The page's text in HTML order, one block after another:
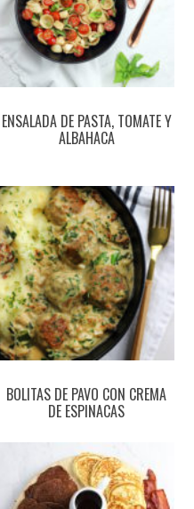
ENSALADA DE PASTA, TOMATE Y
ALBAHACA
BOLITAS DE PAVO CON CREMA
DE ESPINACAS